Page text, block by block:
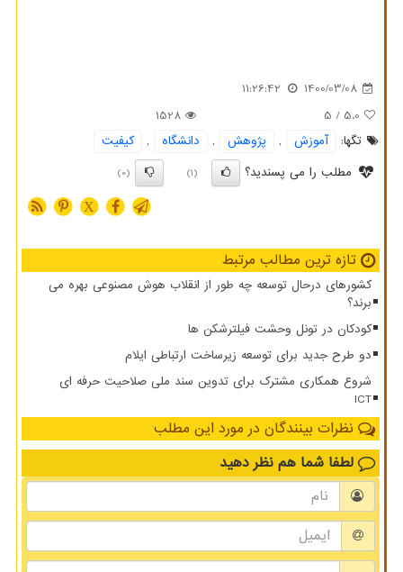
1400/03/08
11:26:42
5.0
/ 5
1528
تگها:
آموزش , پژوهش , دانشگاه ,
كیفیت
مطلب را می پسندید؟
(1)
(0)
X
تازه ترین مطالب مرتبط
کشورهای درحال توسعه چه طور از انقلاب هوش مصنوعی بهره می
برند؟
کودکان در تونل وحشت فیلترشکن ها
دو طرح جدید برای توسعه زیرساخت ارتباطی ایلام
شروع همکاری مشترک برای تدوین سند ملی صلاحیت حرفه ای
ICT
نظرات بینندگان در مورد این مطلب
لطفا شما هم نظر دهید